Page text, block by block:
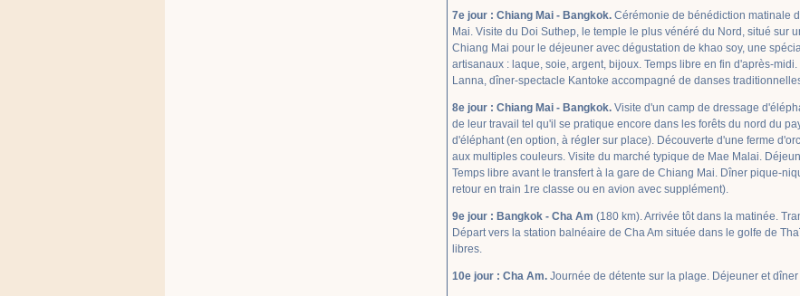
7e jour : Chiang Mai - Bangkok. Cérémonie de bénédiction matinale
Mai. Visite du Doi Suthep, le temple le plus vénéré du Nord, situé sur
Chiang Mai pour le déjeuner avec dégustation de khao soy, une
artisanaux : laque, soie, argent, bijoux. Temps libre en fin d'après-
Lanna, dîner-spectacle Kantoke accompagné de danses
8e jour : Chiang Mai - Bangkok. Visite d'un camp de dressage
de leur travail tel qu'il se pratique encore dans les forêts du nord du
d'éléphant (en option, à régler sur place). Découverte d'une ferme
aux multiples couleurs. Visite du marché typique de Mae Malai.
Temps libre avant le transfert à la gare de Chiang Mai. Dîner pique-
retour en train 1re classe ou en avion avec supplément).
9e jour : Bangkok - Cha Am (180 km). Arrivée tôt dans la matinée.
Départ vers la station balnéaire de Cha Am située dans le golfe de
libres.
10e jour : Cha Am. Journée de détente sur la plage. Déjeuner et